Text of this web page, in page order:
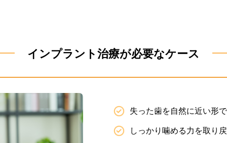
インプラント治療が必要なケース
失った歯を自然に近い形
しっかり噛める力を取り